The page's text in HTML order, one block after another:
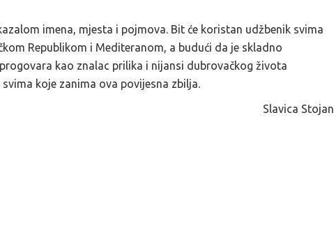
imena, mjesta i pojmova. Bit će koristan udžbenik svima
Republikom i Mediteranom, a budući da je skladno
kao znalac prilika i nijansi dubrovačkog života
koje zanima ova povijesna zbilja.
Slavica Stojan